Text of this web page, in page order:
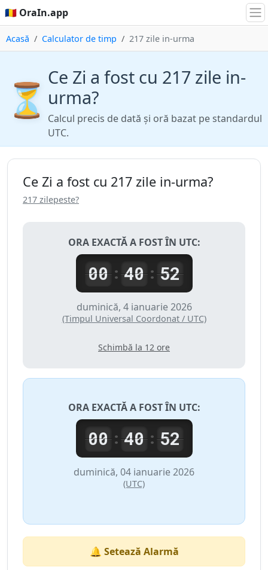
🇷🇴 OraIn.app
Acasă Calculator de timp 217 zile in-urma
⏳ Ce Zi a fost cu 217 zile in-
urma?
Calcul precis de dată și oră bazat pe standardul
UTC.
Ce Zi a fost cu 217 zile in-urma?
217 zilepeste?
ORA EXACTĂ A FOST ÎN UTC:
00: 40: 52
duminică, 4 ianuarie 2026
(Timpul Universal Coordonat / UTC)
Schimbă la 12 ore
ORA EXACTĂ A FOST ÎN UTC:
00: 40: 52
duminică, 04 ianuarie 2026
(UTC)
🔔 Setează Alarmă